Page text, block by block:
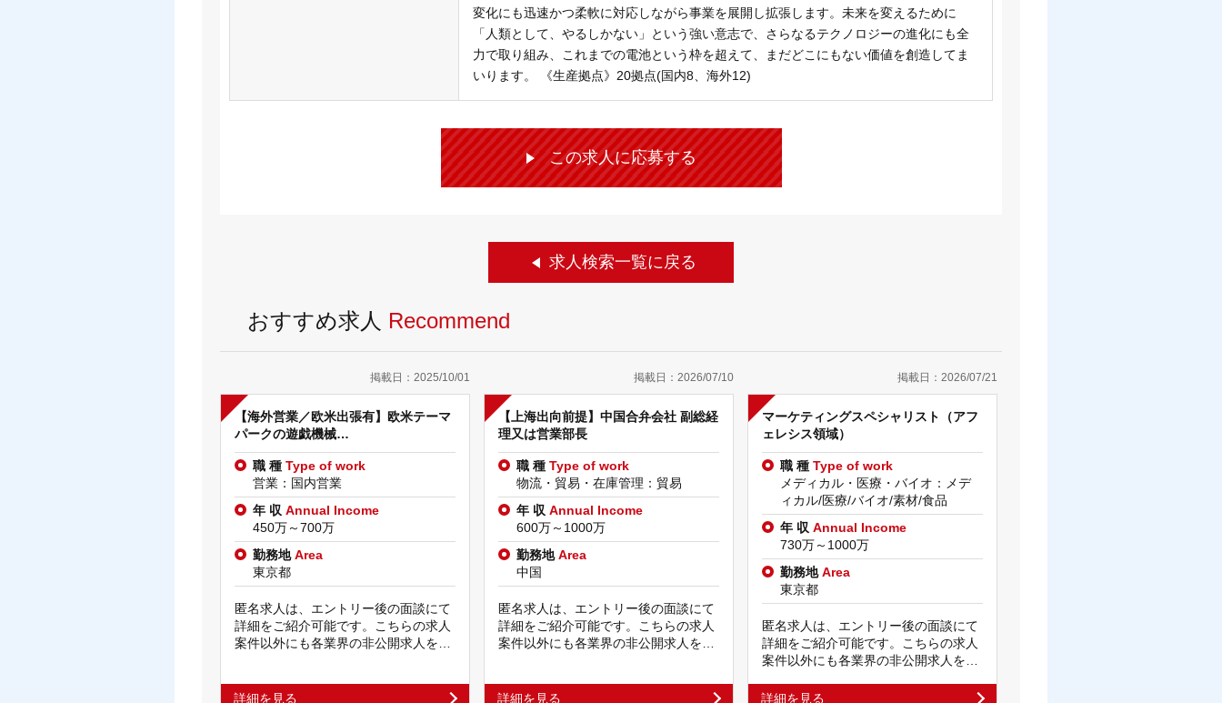
変化にも迅速かつ柔軟に対応しながら事業を展開し拡張します。未来を変えるために
「人類として、やるしかない」という強い意志で、さらなるテクノロジーの進化にも全
力で取り組み、これまでの電池という枠を超えて、まだどこにもない価値を創造してま
いります。 《生産拠点》20拠点(国内8、海外12)
この求人に応募する
求人検索一覧に戻る
おすすめ求人 Recommend
掲載日：2025/10/01
【海外営業／欧米出張有】欧米テーマ
パークの遊戯機械…
職 種 Type of work
営業：国内営業
年 収 Annual Income
450万～700万
勤務地Area
東京都
匿名求人は、エントリー後の面談にて
詳細をご紹介可能です。こちらの求人
案件以外にも各業界の非公開求人を…
詳細を見る
掲載日：2026/07/10
【上海出向前提】中国合弁会社 副総経
理又は営業部長
職 種 Type of work
物流・貿易・在庫管理：貿易
年 収 Annual Income
600万～1000万
勤務地Area
中国
匿名求人は、エントリー後の面談にて
詳細をご紹介可能です。こちらの求人
案件以外にも各業界の非公開求人を…
詳細を見る
掲載日：2026/07/21
マーケティングスペシャリスト（アフ
ェレシス領域）
職 種 Type of work
メディカル・医療・バイオ：メデ
ィカル/医療/バイオ/素材/食品
年 収 Annual Income
730万～1000万
勤務地Area
東京都
匿名求人は、エントリー後の面談にて
詳細をご紹介可能です。こちらの求人
案件以外にも各業界の非公開求人を…
詳細を見る